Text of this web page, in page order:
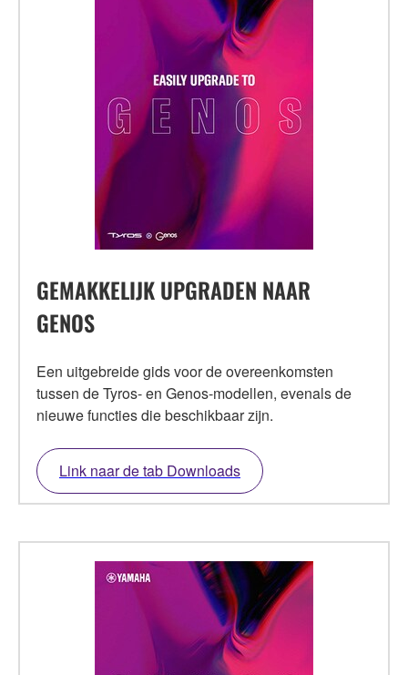
GEMAKKELIJK UPGRADEN NAAR
GENOS
Een uitgebreide gids voor de overeenkomsten
tussen de Tyros- en Genos-modellen, evenals de
nieuwe functies die beschikbaar zijn.
Link naar de tab Downloads